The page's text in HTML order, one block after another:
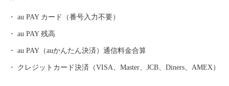
au PAY カード（番号入力不要）
au PAY 残高
au PAY（auかんたん決済）通信料金合算
クレジットカード決済（VISA、Master、JCB、Diners、AMEX）